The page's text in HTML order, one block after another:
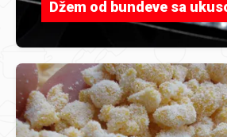
Džem od bundeve sa